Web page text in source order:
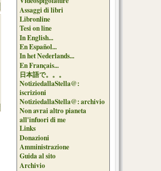
Assaggi di libri
Libronline
Tesi on line
In English...
En Español...
In het Nederlands...
En Français...
日本語で。。。
NotiziedallaStella@:
iscrizioni
NotiziedallaStella@: archivio
Non avrai altro pianeta
all'infuori di me
Links
Donazioni
Amministrazione
Guida al sito
Archivio